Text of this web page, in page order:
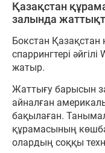
Қазақстан
залында
Бокстан Қазақстан
спаррингтері
жатыр.
Жаттығу барысын
айналған
бақылаған.
құрамасының
олардың соққы